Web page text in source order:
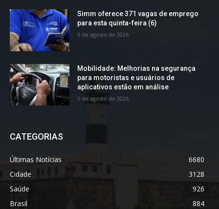
Simm oferece 371 vagas de emprego
para esta quinta-feira (6)
5 de agosto de 2026
Mobilidade: Melhorias na segurança
para motoristas e usuários de
aplicativos estão em análise
5 de agosto de 2026
CATEGORIAS
Últimas Notícias
6680
Cidade
3128
Saúde
926
Brasil
884